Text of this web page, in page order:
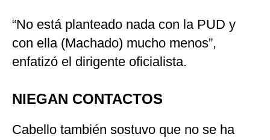
“No está planteado nada con la PUD y
con ella (Machado) mucho menos”,
enfatizó el dirigente oficialista.
NIEGAN CONTACTOS
Cabello también sostuvo que no se ha